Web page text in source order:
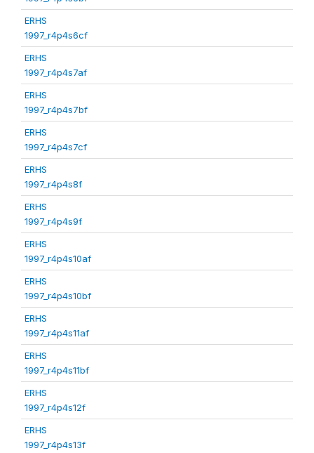
ERHS
1997_r4p4s6cf
ERHS
1997_r4p4s7af
ERHS
1997_r4p4s7bf
ERHS
1997_r4p4s7cf
ERHS
1997_r4p4s8f
ERHS
1997_r4p4s9f
ERHS
1997_r4p4s10af
ERHS
1997_r4p4s10bf
ERHS
1997_r4p4s11af
ERHS
1997_r4p4s11bf
ERHS
1997_r4p4s12f
ERHS
1997_r4p4s13f